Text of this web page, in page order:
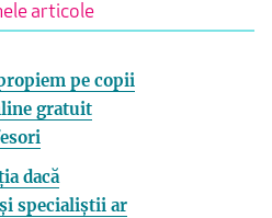
articole
pe copii
gratuit
dacă
specialiștii ar